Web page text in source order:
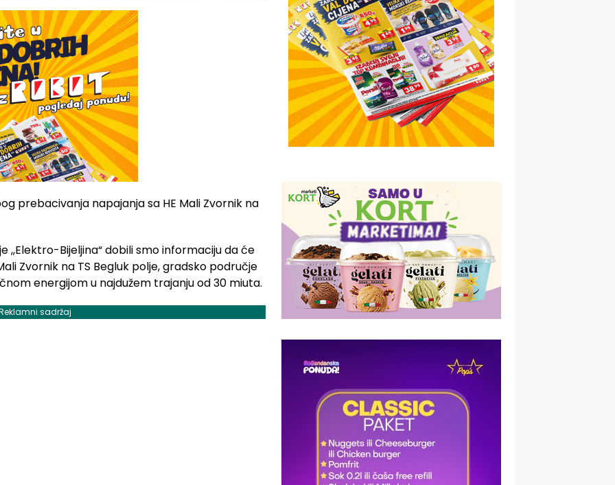
prebacivanja napajanja sa HE Mali Zvornik na
,,Elektro-Bijeljina“ dobili smo informaciju da će
Zvornik na TS Begluk polje, gradsko područje
energijom u najdužem trajanju od 30 miuta.
sadržaj